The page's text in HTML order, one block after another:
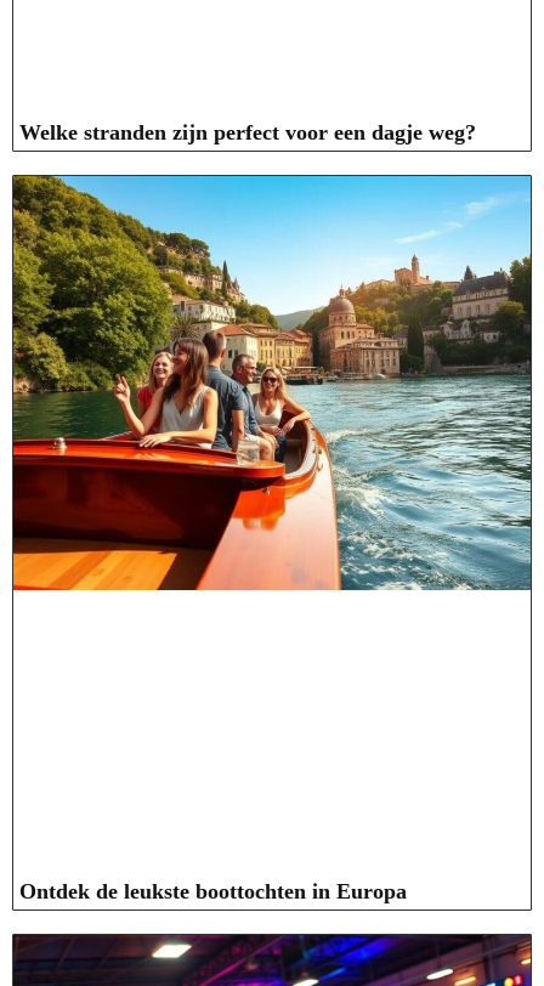
Welke stranden zijn perfect voor een dagje weg?
Ontdek de leukste boottochten in Europa